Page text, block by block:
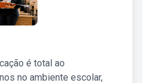
é total ao
no ambiente escolar,